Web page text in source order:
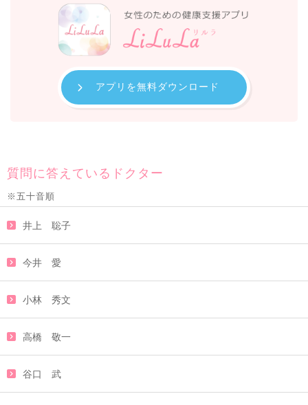
アプリを無料ダウンロード
質問に答えているドクター
※五十音順
井上 聡子
今井 愛
小林 秀文
高橋 敬一
谷口 武